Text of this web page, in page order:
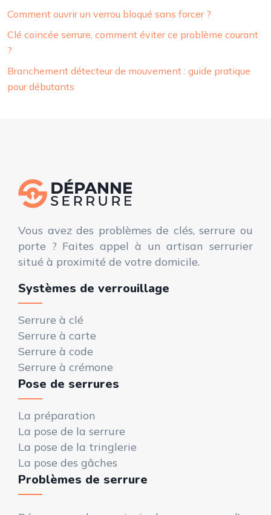
Comment ouvrir un verrou bloqué sans forcer ?
Clé coincée serrure, comment éviter ce problème courant
?
Branchement détecteur de mouvement : guide pratique
pour débutants
Vous avez des problèmes de clés, serrure ou
porte ? Faites appel à un artisan serrurier
situé à proximité de votre domicile.
Systèmes de verrouillage
Serrure à clé
Serrure à carte
Serrure à code
Serrure à crémone
Pose de serrures
La préparation
La pose de la serrure
La pose de la tringlerie
La pose des gâches
Problèmes de serrure